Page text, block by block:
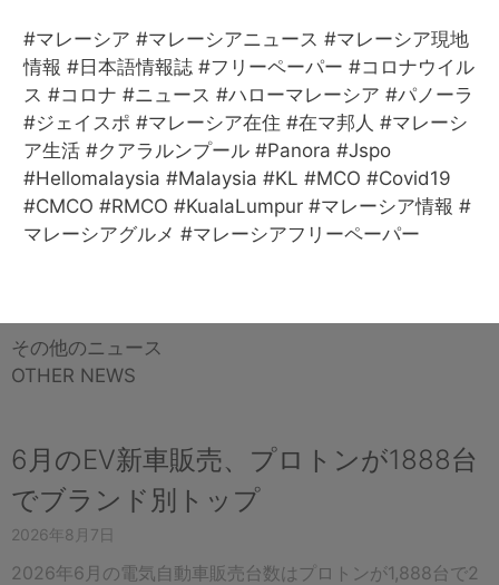
#マレーシア #マレーシアニュース #マレーシア現地
情報 #日本語情報誌 #フリーペーパー #コロナウイル
ス #コロナ #ニュース #ハローマレーシア #パノーラ
#ジェイスポ #マレーシア在住 #在マ邦人 #マレーシ
ア生活 #クアラルンプール #Panora #Jspo
#Hellomalaysia #Malaysia #KL #MCO #Covid19
#CMCO #RMCO #KualaLumpur #マレーシア情報 #
マレーシアグルメ #マレーシアフリーペーパー
その他のニュース
OTHER NEWS
6月のEV新車販売、プロトンが1888台
でブランド別トップ
2026年8月7日
2026年6月の電気自動車販売台数はプロトンが1,888台で2